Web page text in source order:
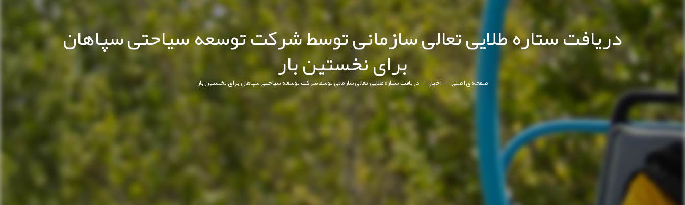
دریافت ستاره طلایی تعالی سازمانی توسط شرکت توسعه سیاحتی سپاهان
برای نخستین بار صفحه ی اصلی/ اخبار/ دریافت ستاره طلایی تعالی سازمانی توسط شرکت توسعه سیاحتی سپاهان برای نخستین بار